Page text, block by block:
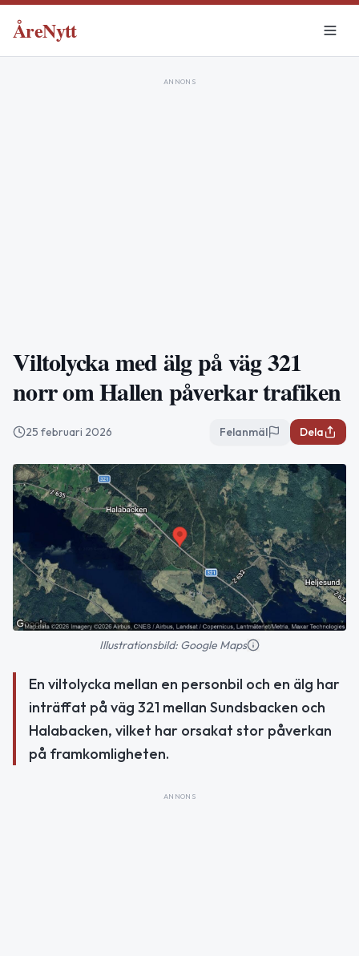
ÅreNytt
ANNONS
Viltolycka med älg på väg 321
norr om Hallen påverkar trafiken
25 februari 2026 Felanmäl Dela
Illustrationsbild: Google Maps
En viltolycka mellan en personbil och en älg har
inträffat på väg 321 mellan Sundsbacken och
Halabacken, vilket har orsakat stor påverkan
på framkomligheten.
ANNONS